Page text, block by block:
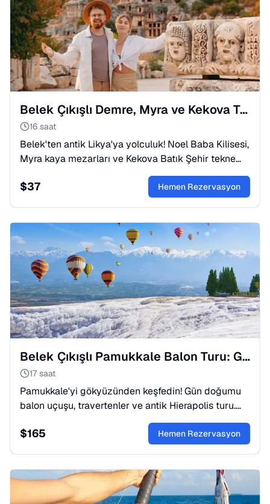
Belek Çıkışlı Demre, Myra ve Kekova Turu: Batık Şehir
16 saat
Belek'ten antik Likya'ya yolculuk! Noel Baba Kilisesi,
Myra kaya mezarları ve Kekova Batık Şehir tekne
turu. Tarih ve doğanın buluştuğu eşsiz bir deneyim.
$37 Hemen Rezervasyon
Belek Çıkışlı Pamukkale Balon Turu: Gün Doğumu Keyfi
17 saat
Pamukkale'yi gökyüzünden keşfedin! Gün doğumu
balon uçuşu, travertenler ve antik Hierapolis turu.
Belek'ten unutulmaz bir deneyim. Hemen
rezervasyon yapın!
$165 Hemen Rezervasyon